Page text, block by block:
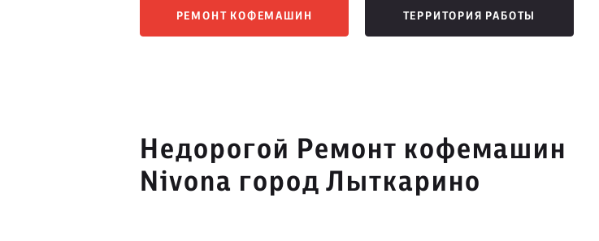
РЕМОНТ КОФЕМАШИН ТЕРРИТОРИЯ РАБОТЫ
Недорогой Ремонт кофемашин
Nivona город Лыткарино